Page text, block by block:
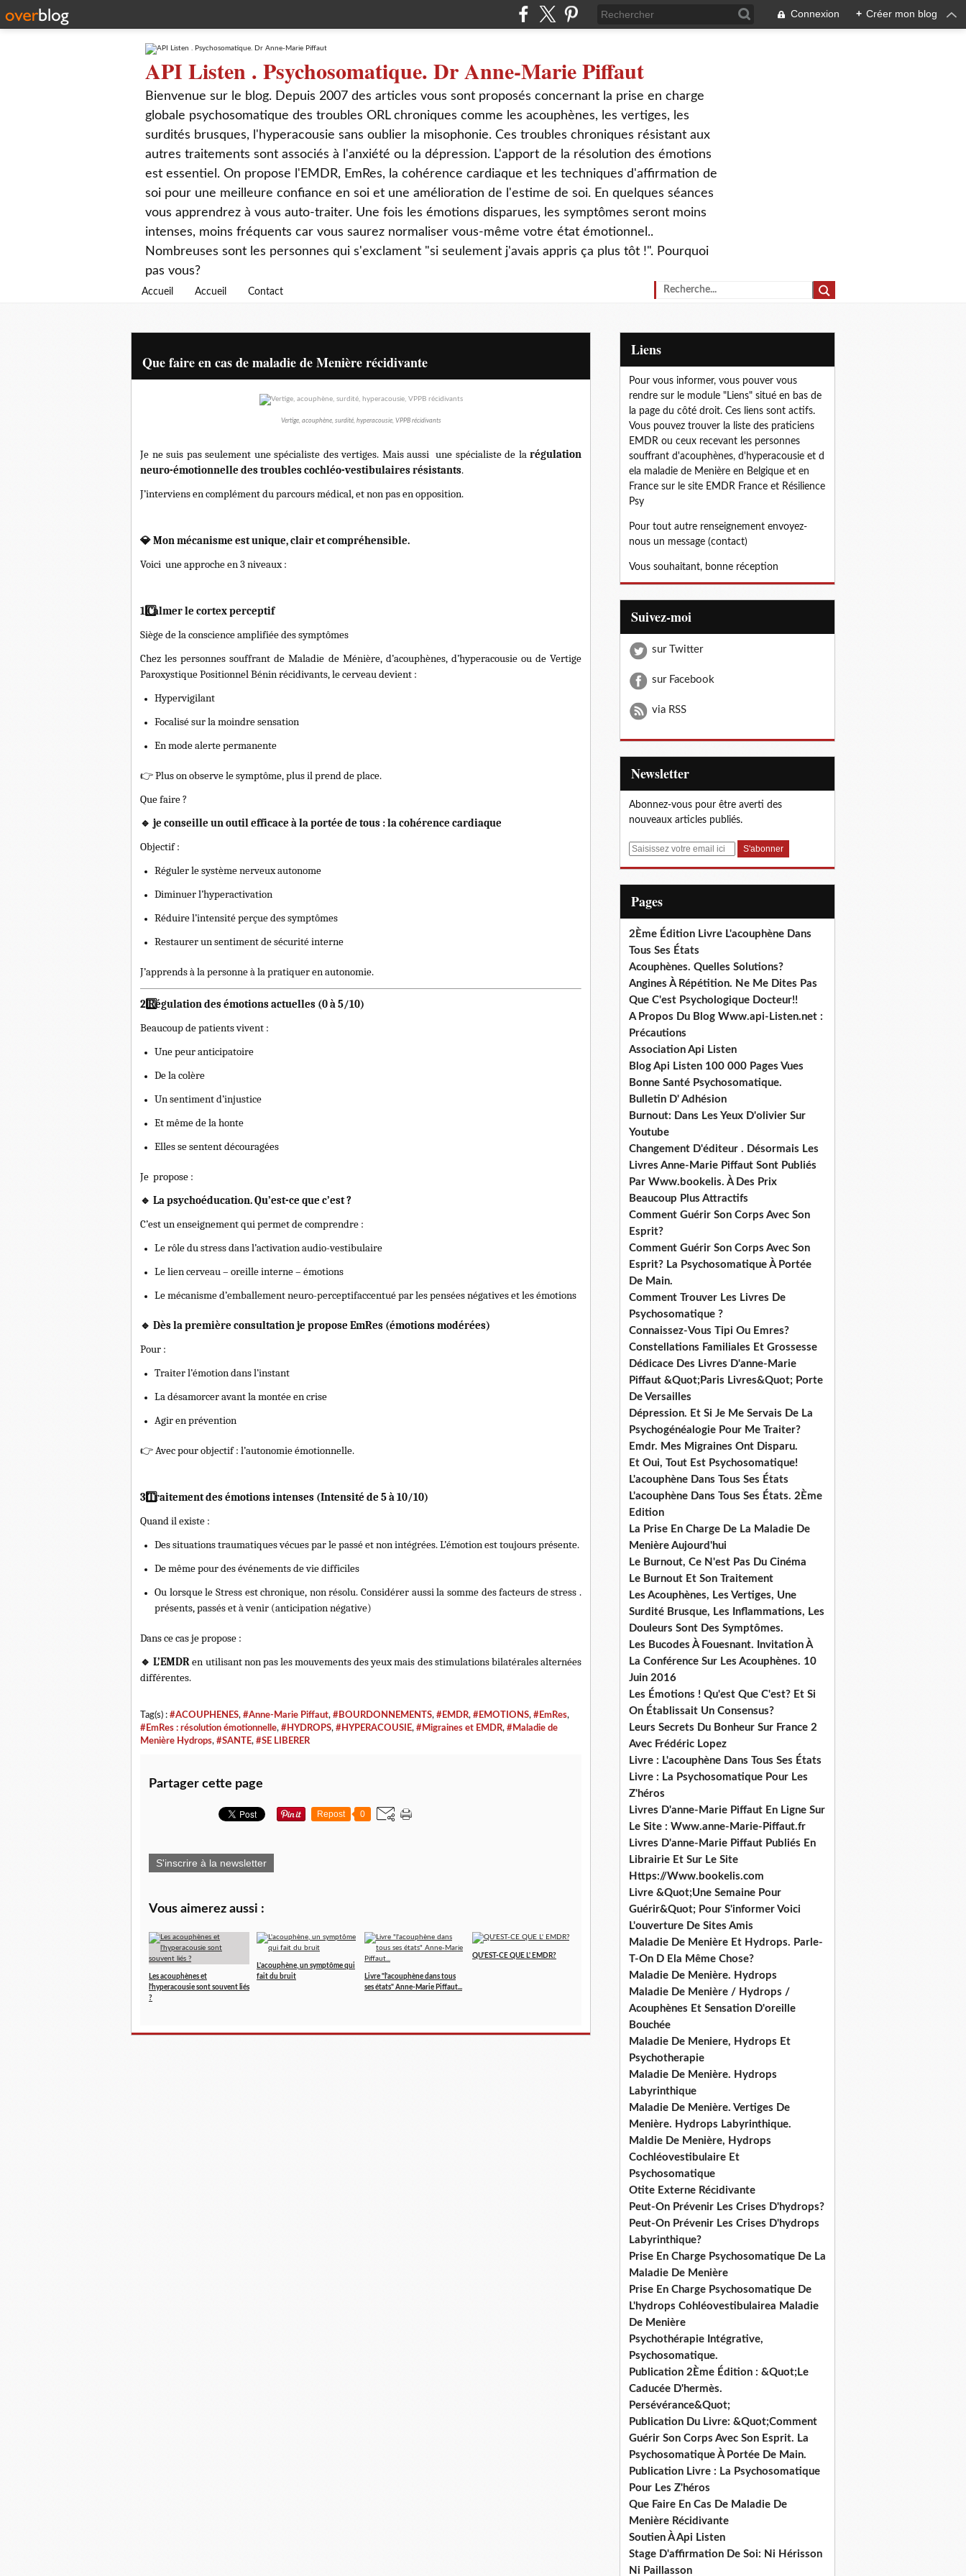
Connexion + Créer mon blog
API Listen . Psychosomatique. Dr Anne-Marie Piffaut
Bienvenue sur le blog. Depuis 2007 des articles vous sont proposés concernant la prise en charge
globale psychosomatique des troubles ORL chroniques comme les acouphènes, les vertiges, les
surdités brusques, l'hyperacousie sans oublier la misophonie. Ces troubles chroniques résistant aux
autres traitements sont associés à l'anxiété ou la dépression. L'apport de la résolution des émotions
est essentiel. On propose l'EMDR, EmRes, la cohérence cardiaque et les techniques d'affirmation de
soi pour une meilleure confiance en soi et une amélioration de l'estime de soi. En quelques séances
vous apprendrez à vous auto-traiter. Une fois les émotions disparues, les symptômes seront moins
intenses, moins fréquents car vous saurez normaliser vous-même votre état émotionnel..
Nombreuses sont les personnes qui s'exclament "si seulement j'avais appris ça plus tôt !". Pourquoi
pas vous?
Accueil Accueil Contact
Que faire en cas de maladie de Menière récidivante
Vertige, acouphène, surdité, hyperacousie, VPPB récidivants
Je ne suis pas seulement une spécialiste des vertiges. Mais aussi une spécialiste de la régulation
neuro-émotionnelle des troubles cochléo-vestibulaires résistants.
J’interviens en complément du parcours médical, et non pas en opposition.
💎Mon mécanisme est unique, clair et compréhensible.
Voici une approche en 3 niveaux :
1️Calmer le cortex perceptif
Siège de la conscience amplifiée des symptômes
Chez les personnes souffrant de Maladie de Ménière, d’acouphènes, d’hyperacousie ou de Vertige
Paroxystique Positionnel Bénin récidivants, le cerveau devient :
Hypervigilant
Focalisé sur la moindre sensation
En mode alerte permanente
👉Plus on observe le symptôme, plus il prend de place.
Que faire ?
🔹 je conseille un outil efficace à la portée de tous : la cohérence cardiaque
Objectif :
Réguler le système nerveux autonome
Diminuer l’hyperactivation
Réduire l’intensité perçue des symptômes
Restaurer un sentiment de sécurité interne
J’apprends à la personne à la pratiquer en autonomie.
2️Régulation des émotions actuelles (0 à 5/10)
Beaucoup de patients vivent :
Une peur anticipatoire
De la colère
Un sentiment d’injustice
Et même de la honte
Elles se sentent découragées
Je propose :
🔹 La psychoéducation. Qu’est-ce que c’est ?
C’est un enseignement qui permet de comprendre :
Le rôle du stress dans l’activation audio-vestibulaire
Le lien cerveau – oreille interne – émotions
Le mécanisme d’emballement neuro-perceptifaccentué par les pensées négatives et les émotions
🔹 Dès la première consultation je propose EmRes (émotions modérées)
Pour :
Traiter l’émotion dans l’instant
La désamorcer avant la montée en crise
Agir en prévention
👉Avec pour objectif : l’autonomie émotionnelle.
3️Traitement des émotions intenses (Intensité de 5 à 10/10)
Quand il existe :
Des situations traumatiques vécues par le passé et non intégrées. L’émotion est toujours présente.
De même pour des événements de vie difficiles
Ou lorsque le Stress est chronique, non résolu. Considérer aussi la somme des facteurs de stress .
présents, passés et à venir (anticipation négative)
Dans ce cas je propose :
🔹 L’EMDRen utilisant non pas les mouvements des yeux mais des stimulations bilatérales alternées
différentes.
Tag(s) : #ACOUPHENES, #Anne-Marie Piffaut, #BOURDONNEMENTS, #EMDR, #EMOTIONS, #EmRes,
#EmRes : résolution émotionnelle, #HYDROPS, #HYPERACOUSIE, #Migraines et EMDR, #Maladie de
Menière Hydrops, #SANTE, #SE LIBERER
Partager cette page
Repost 0
S'inscrire à la newsletter
Vous aimerez aussi :
Les acouphènes et
l'hyperacousie sont souvent liés
?
L'acouphène, un symptôme qui
fait du bruit
Livre "l'acouphène dans tous
ses états" Anne-Marie Piffaut...
QU'EST-CE QUE L' EMDR?
Liens
Pour vous informer, vous pouver vous
rendre sur le module "Liens" situé en bas de
la page du côté droit. Ces liens sont actifs.
Vous pouvez trouver la liste des praticiens
EMDR ou ceux recevant les personnes
souffrant d'acouphènes, d'hyperacousie et d
ela maladie de Menière en Belgique et en
France sur le site EMDR France et Résilience
Psy
Pour tout autre renseignement envoyez-
nous un message (contact)
Vous souhaitant, bonne réception
Suivez-moi
sur Twitter
sur Facebook
via RSS
Newsletter
Abonnez-vous pour être averti des
nouveaux articles publiés.
E
Pages
2Ème Édition Livre L'acouphène Dans
Tous Ses États
Acouphènes. Quelles Solutions?
Angines À Répétition. Ne Me Dites Pas
Que C'est Psychologique Docteur!!
A Propos Du Blog Www.api-Listen.net :
Précautions
Association Api Listen
Blog Api Listen 100 000 Pages Vues
Bonne Santé Psychosomatique.
Bulletin D' Adhésion
Burnout: Dans Les Yeux D'olivier Sur
Youtube
Changement D'éditeur . Désormais Les
Livres Anne-Marie Piffaut Sont Publiés
Par Www.bookelis. À Des Prix
Beaucoup Plus Attractifs
Comment Guérir Son Corps Avec Son
Esprit?
Comment Guérir Son Corps Avec Son
Esprit? La Psychosomatique À Portée
De Main.
Comment Trouver Les Livres De
Psychosomatique ?
Connaissez-Vous Tipi Ou Emres?
Constellations Familiales Et Grossesse
Dédicace Des Livres D'anne-Marie
Piffaut &Quot;Paris Livres&Quot; Porte
De Versailles
Dépression. Et Si Je Me Servais De La
Psychogénéalogie Pour Me Traiter?
Emdr. Mes Migraines Ont Disparu.
Et Oui, Tout Est Psychosomatique!
L'acouphène Dans Tous Ses États
L'acouphène Dans Tous Ses États. 2Ème
Edition
La Prise En Charge De La Maladie De
Menière Aujourd'hui
Le Burnout, Ce N'est Pas Du Cinéma
Le Burnout Et Son Traitement
Les Acouphènes, Les Vertiges, Une
Surdité Brusque, Les Inflammations, Les
Douleurs Sont Des Symptômes.
Les Bucodes À Fouesnant. Invitation À
La Conférence Sur Les Acouphènes. 10
Juin 2016
Les Émotions ! Qu'est Que C'est? Et Si
On Établissait Un Consensus?
Leurs Secrets Du Bonheur Sur France 2
Avec Frédéric Lopez
Livre : L'acouphène Dans Tous Ses États
Livre : La Psychosomatique Pour Les
Z'héros
Livres D'anne-Marie Piffaut En Ligne Sur
Le Site : Www.anne-Marie-Piffaut.fr
Livres D'anne-Marie Piffaut Publiés En
Librairie Et Sur Le Site
Https://Www.bookelis.com
Livre &Quot;Une Semaine Pour
Guérir&Quot; Pour S'informer Voici
L'ouverture De Sites Amis
Maladie De Menière Et Hydrops. Parle-
T-On D Ela Même Chose?
Maladie De Menière. Hydrops
Maladie De Menière / Hydrops /
Acouphènes Et Sensation D'oreille
Bouchée
Maladie De Meniere, Hydrops Et
Psychotherapie
Maladie De Menière. Hydrops
Labyrinthique
Maladie De Menière. Vertiges De
Menière. Hydrops Labyrinthique.
Maldie De Menière, Hydrops
Cochléovestibulaire Et
Psychosomatique
Otite Externe Récidivante
Peut-On Prévenir Les Crises D'hydrops?
Peut-On Prévenir Les Crises D'hydrops
Labyrinthique?
Prise En Charge Psychosomatique De La
Maladie De Menière
Prise En Charge Psychosomatique De
L'hydrops Cohléovestibulairea Maladie
De Menière
Psychothérapie Intégrative,
Psychosomatique.
Publication 2Ème Édition : &Quot;Le
Caducée D'hermès.
Persévérance&Quot;
Publication Du Livre: &Quot;Comment
Guérir Son Corps Avec Son Esprit. La
Psychosomatique À Portée De Main.
Publication Livre : La Psychosomatique
Pour Les Z'héros
Que Faire En Cas De Maladie De
Menière Récidivante
Soutien À Api Listen
Stage D'affirmation De Soi: Ni Hérisson
Ni Paillasson